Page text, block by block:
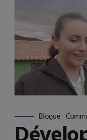
Blogue